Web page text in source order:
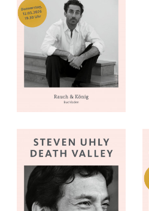
Instagram
Facebook
Steven Uhly: Death